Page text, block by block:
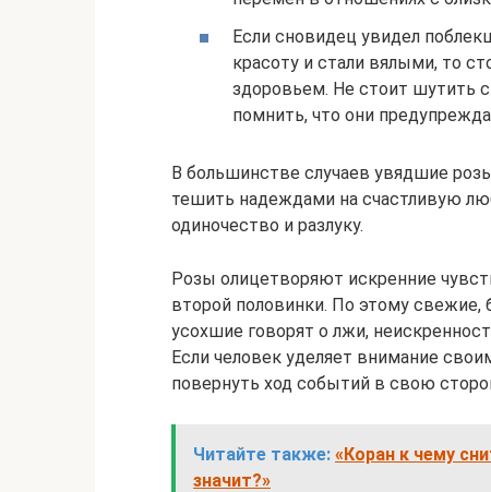
Если сновидец увидел
красоту и стали вялыми, то
здоровьем. Не стоит шутить
помнить, что они
В большинстве случаев увядшие
тешить надеждами на счастливую
одиночество и разлуку.
Розы олицетворяют искренние
второй половинки. По этому
усохшие говорят о лжи,
Если человек уделяет внимание
повернуть ход событий в свою
Читайте также: «Коран к чему
значит?»